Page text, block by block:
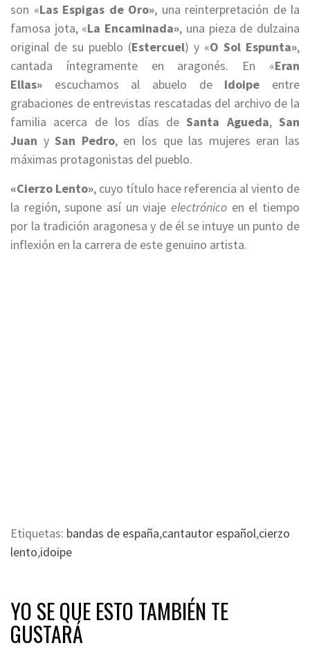
son «Las Espigas de Oro», una reinterpretación de la
famosa jota, «La Encaminada», una pieza de dulzaina
original de su pueblo (Estercuel) y «O Sol Espunta»,
cantada íntegramente en aragonés. En «Eran
Ellas»
escuchamos al abuelo de Idoipe entre
grabaciones de entrevistas rescatadas del archivo de la
familia acerca de los días deSanta Agueda, San
Juan ySan Pedro, en los que las mujeres eran las
máximas protagonistas del pueblo.
«Cierzo Lento», cuyo título hace referencia al viento de
la región, supone así un viaje electrónico en el tiempo
por la tradición aragonesa y de él se intuye un punto de
inflexión en la carrera de este genuino artista.
Etiquetas: bandas de españa,cantautor español,cierzo
lento,idoipe
YO SE QUE ESTO TAMBIÉN TE
GUSTARÁ